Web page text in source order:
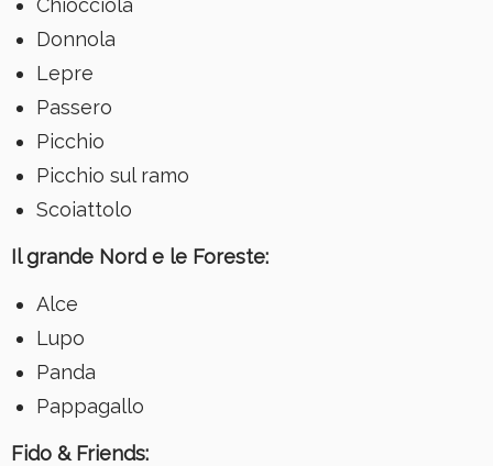
Chiocciola
Donnola
Lepre
Passero
Picchio
Picchio sul ramo
Scoiattolo
Il grande Nord e le Foreste:
Alce
Lupo
Panda
Pappagallo
Fido & Friends: